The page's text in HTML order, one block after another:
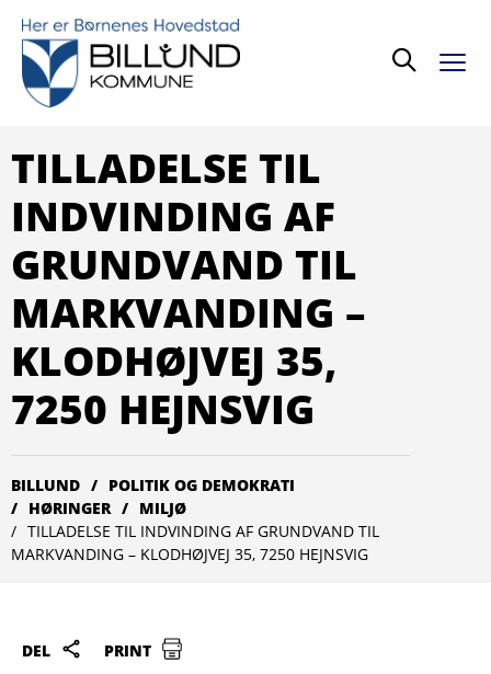
Søg
TILLADELSE TIL
INDVINDING AF
GRUNDVAND TIL
MARKVANDING –
KLODHØJVEJ 35,
7250 HEJNSVIG
BILLUND
POLITIK OG DEMOKRATI
HØRINGER
MILJØ
TILLADELSE TIL INDVINDING AF GRUNDVAND TIL
MARKVANDING – KLODHØJVEJ 35, 7250 HEJNSVIG
DEL PRINT